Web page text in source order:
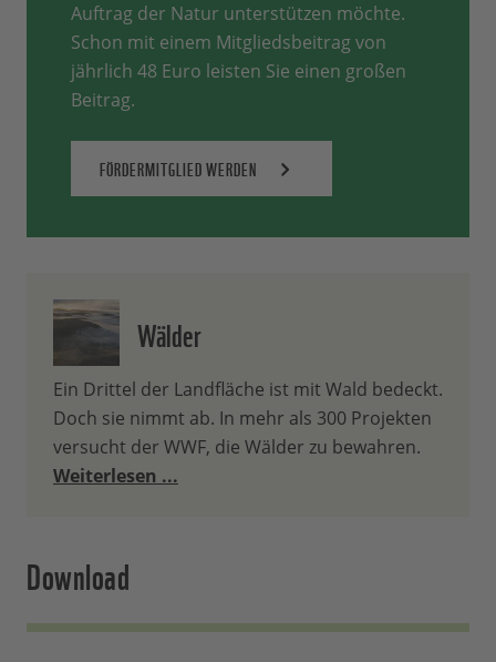
Auftrag der Natur unterstützen möchte.
Schon mit einem Mitgliedsbeitrag von
jährlich 48 Euro leisten Sie einen großen
Beitrag.
FÖRDERMITGLIED WERDEN
Wälder
Ein Drittel der Landfläche ist mit Wald bedeckt.
Doch sie nimmt ab. In mehr als 300 Projekten
versucht der WWF, die Wälder zu bewahren.
Weiterlesen ...
Download